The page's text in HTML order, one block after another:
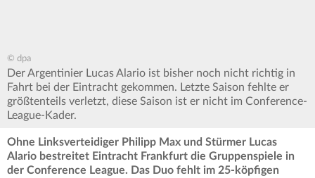
© dpa
Der Argentinier Lucas Alario ist bisher noch nicht richtig in
Fahrt bei der Eintracht gekommen. Letzte Saison fehlte er
größtenteils verletzt, diese Saison ist er nicht im Conference-
League-Kader.
Ohne Linksverteidiger Philipp Max und Stürmer Lucas
Alario bestreitet Eintracht Frankfurt die Gruppenspiele in
der Conference League. Das Duo fehlt im 25-köpfigen